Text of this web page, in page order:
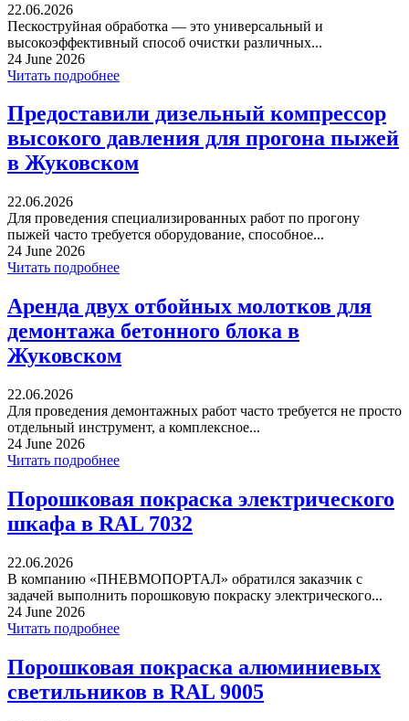
22.06.2026
Пескоструйная обработка — это универсальный и
высокоэффективный способ очистки различных...
24 June 2026
Читать подробнее
Предоставили дизельный компрессор
высокого давления для прогона пыжей
в Жуковском
22.06.2026
Для проведения специализированных работ по прогону
пыжей часто требуется оборудование, способное...
24 June 2026
Читать подробнее
Аренда двух отбойных молотков для
демонтажа бетонного блока в
Жуковском
22.06.2026
Для проведения демонтажных работ часто требуется не просто
отдельный инструмент, а комплексное...
24 June 2026
Читать подробнее
Порошковая покраска электрического
шкафа в RAL 7032
22.06.2026
В компанию «ПНЕВМОПОРТАЛ» обратился заказчик с
задачей выполнить порошковую покраску электрического...
24 June 2026
Читать подробнее
Порошковая покраска алюминиевых
светильников в RAL 9005